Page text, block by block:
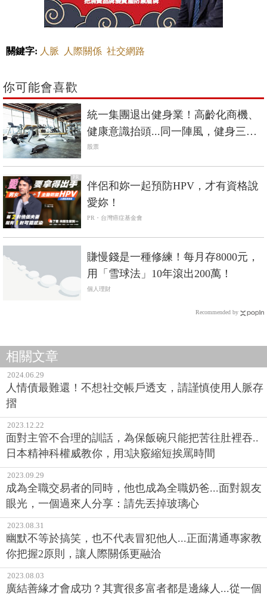
關鍵字: 人脈 人際關係 社交網路
你可能會喜歡
統一集團退出健身業！高齡化商機、
健康意識抬頭...同一陣風，健身三巨
頭命運大不同？
股票
PR
伴侶和妳一起預防HPV，才有資格說
愛妳！
PR・台灣癌症基金會
賺慢錢是一種修練！每月存8000元，
用「雪球法」10年滾出200萬！
個人理財
Recommended by
相關文章
2024.06.29
人情債最難還！不想社交帳戶透支，請謹慎使用人脈存
摺
2023.12.22
面對主管不合理的訓話，為保飯碗只能把苦往肚裡吞..
日本精神科權威教你，用3訣竅縮短挨罵時間
2023.09.29
成為全職交易者的同時，他也成為全職奶爸...面對親友
眼光，一個過來人分享：請先丟掉玻璃心
2023.08.31
幽默不等於搞笑，也不代表冒犯他人...正面溝通專家教
你把握2原則，讓人際關係更融洽
2023.08.03
廣結善緣才會成功？其實很多富者都是邊緣人...從一個